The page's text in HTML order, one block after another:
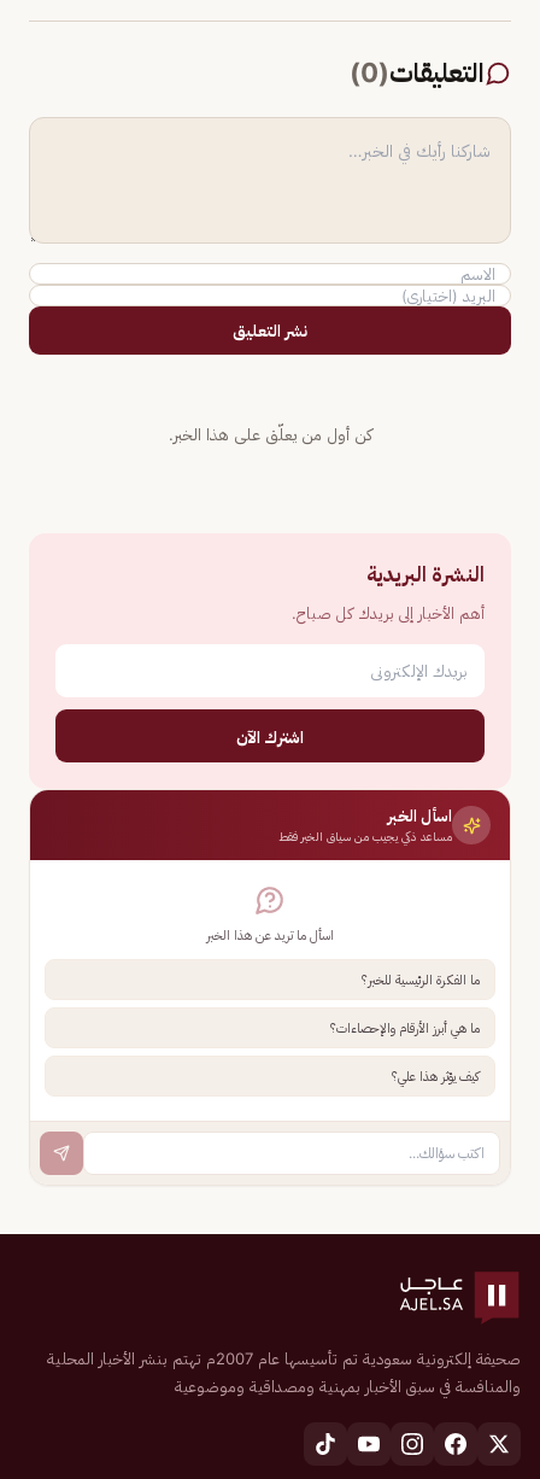
التعليقات(
0
)
نشر التعليق
كن أول من يعلّق على هذا الخبر.
النشرة البريدية
أهم الأخبار إلى بريدك كل صباح.
اشترك الآن
اسأل الخبر
مساعد ذكي يجيب من سياق الخبر فقط
اسأل ما تريد عن هذا الخبر
ما الفكرة الرئيسية للخبر؟
ما هي أبرز الأرقام والإحصاءات؟
كيف يؤثر هذا علي؟
صحيفة إلكترونية سعودية تم تأسيسها عام 2007م تهتم بنشر الأخبار المحلية
والمنافسة في سبق الأخبار بمهنية ومصداقية وموضوعية